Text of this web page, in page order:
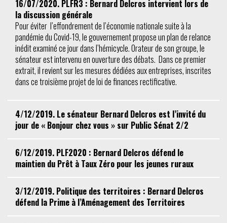
16/07/2020. PLFR3 : Bernard Delcros intervient lors de
la discussion générale
Pour éviter l’effondrement de l’économie nationale suite à la
pandémie du Covid-19, le gouvernement propose un plan de relance
inédit examiné ce jour dans l’hémicycle. Orateur de son groupe, le
sénateur est intervenu en ouverture des débats. Dans ce premier
extrait, il revient sur les mesures dédiées aux entreprises, inscrites
dans ce troisième projet de loi de finances rectificative.
4/12/2019. Le sénateur Bernard Delcros est l’invité du
jour de « Bonjour chez vous » sur Public Sénat 2/2
6/12/2019. PLF2020 : Bernard Delcros défend le
maintien du Prêt à Taux Zéro pour les jeunes ruraux
3/12/2019. Politique des territoires : Bernard Delcros
défend la Prime à l’Aménagement des Territoires